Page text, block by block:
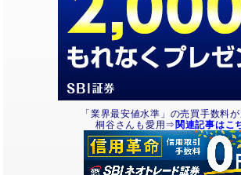
「業界最安値水準」の売買手数料が
桐谷さんも愛用⇒ 関連記事はこ